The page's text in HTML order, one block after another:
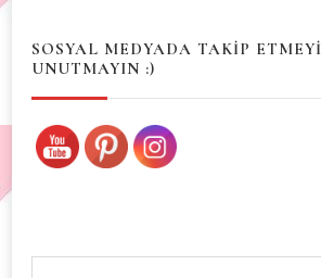
SOSYAL MEDYADA TAKİP ETMEYİ
UNUTMAYIN :)